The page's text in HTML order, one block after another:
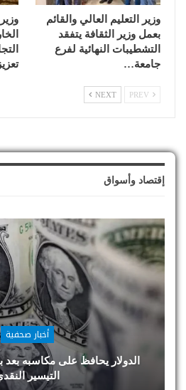
وزير التعليم العالي والقائم
بعمل وزير الثقافة يتفقد
التشطيبات النهائية لفرع
جامعة…
NEXT
إقتصاد وأسواق
أخبار صحفية
الدولار يحافظ على مكاسبه بعد
التيسير